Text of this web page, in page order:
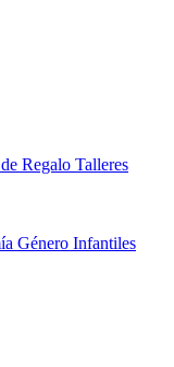
Regalo Talleres
Género Infantiles